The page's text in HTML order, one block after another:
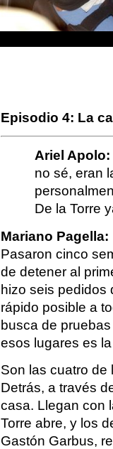
Episodio 4: La
Ariel Apolo:
no sé, eran
De la Torre
Mariano Pagella:
Pasaron cinco
de detener al
hizo seis pedidos
rápido posible a
busca de
esos lugares es
Son las cuatro de
Detrás, a través
casa. Llegan con
Torre abre, y los
Gastón Garbus,